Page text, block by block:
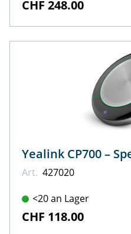
CHF 248.00
Art. 427020
<20 an Lager
CHF 118.00